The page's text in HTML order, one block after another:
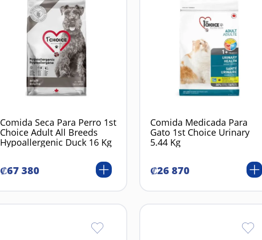
Comida Seca Para Perro 1st
Choice Adult All Breeds
Hypoallergenic Duck 16 Kg
₡67 380
Comida Medicada Para
Gato 1st Choice Urinary
5.44 Kg
₡26 870